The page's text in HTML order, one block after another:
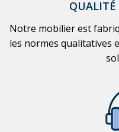
QUALITÉ
Notre mobilier est
les normes qualitatives